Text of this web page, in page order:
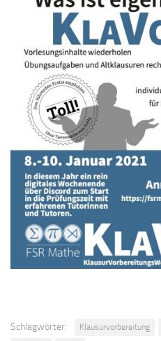
Schlagwörter: Klausurvorbereitung